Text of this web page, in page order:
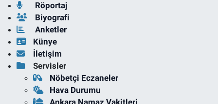
Röportaj
Biyografi
Anketler
Künye
İletişim
Servisler
Nöbetçi Eczaneler
Hava Durumu